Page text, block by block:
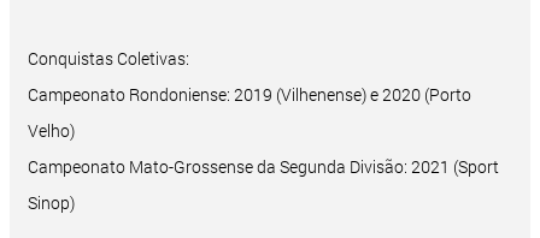
Conquistas Coletivas:
Campeonato Rondoniense: 2019 (Vilhenense) e 2020 (Porto
Velho)
Campeonato Mato-Grossense da Segunda Divisão: 2021 (Sport
Sinop)